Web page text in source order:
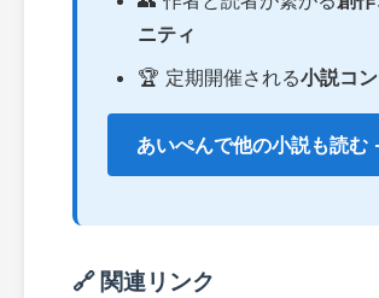
ニティ
🏆 定期開催される小説コ
あいぺんで他の小説も読む
🔗 関連リンク